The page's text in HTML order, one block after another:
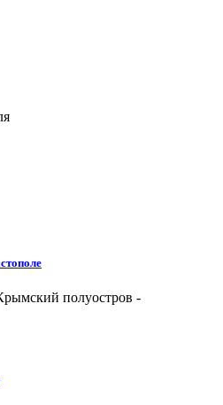
полуостров -